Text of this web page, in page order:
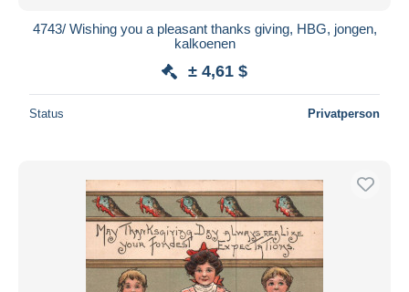
4743/ Wishing you a pleasant thanks giving, HBG, jongen,
kalkoenen
± 4,61 $
Status Privatperson